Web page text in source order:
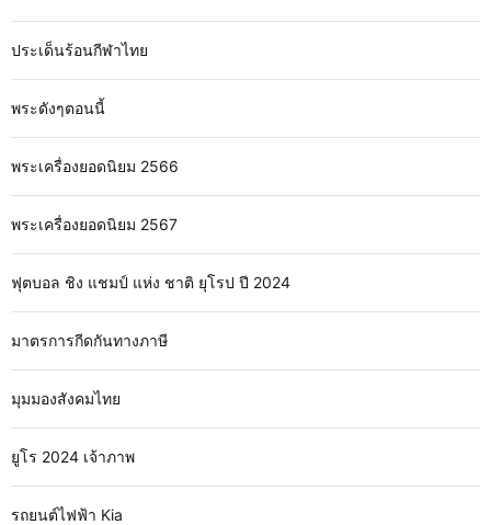
ประเด็นร้อนกีฬาไทย
พระดังๆตอนนี้
พระเครื่องยอดนิยม 2566
พระเครื่องยอดนิยม 2567
ฟุตบอล ชิง แชมป์ แห่ง ชาติ ยุโรป ปี 2024
มาตรการกีดกันทางภาษี
มุมมองสังคมไทย
ยูโร 2024 เจ้าภาพ
รถยนต์ไฟฟ้า Kia